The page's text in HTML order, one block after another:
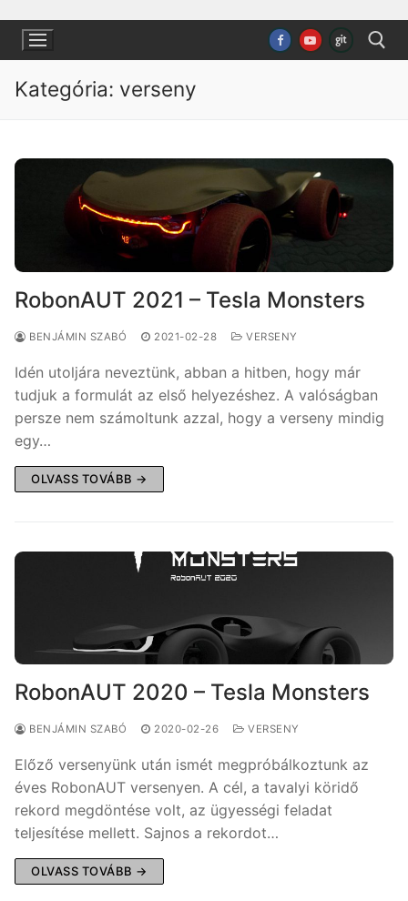
tartalomra
Kategória: verseny
RobonAUT 2021 – Tesla Monsters
BENJÁMIN SZABÓ 2021-02-28 VERSENY
Idén utoljára neveztünk, abban a hitben, hogy már
tudjuk a formulát az első helyezéshez. A valóságban
persze nem számoltunk azzal, hogy a verseny mindig
egy…
OLVASS TOVÁBB →
RobonAUT 2020 – Tesla Monsters
BENJÁMIN SZABÓ 2020-02-26 VERSENY
Előző versenyünk után ismét megpróbálkoztunk az
éves RobonAUT versenyen. A cél, a tavalyi köridő
rekord megdöntése volt, az ügyességi feladat
teljesítése mellett. Sajnos a rekordot…
OLVASS TOVÁBB →